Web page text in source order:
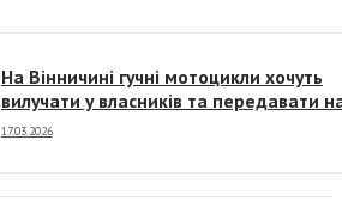
На Вінничині гучні мотоцикли хочуть
вилучати у власників та передавати
фронт
17.03.2026